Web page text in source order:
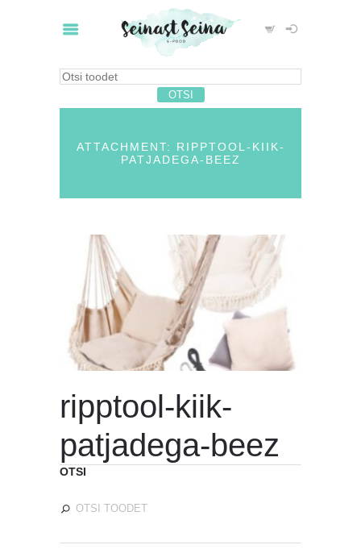
ATTACHMENT: RIPPTOOL-KIIK-
PATJADEGA-BEEZ
ripptool-kiik-
patjadega-beez
OTSI